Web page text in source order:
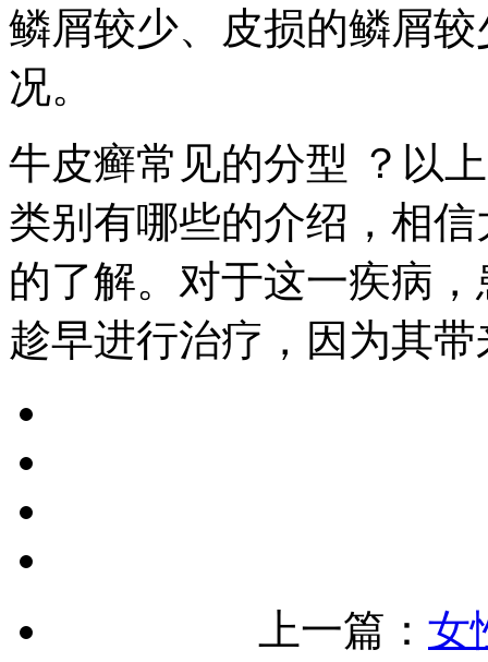
鳞屑较少、皮损的鳞屑
况。
牛皮癣常见的分型 ？以
类别有哪些的介绍，相
的了解。对于这一疾病
趁早进行治疗，因为其
上一篇： 女